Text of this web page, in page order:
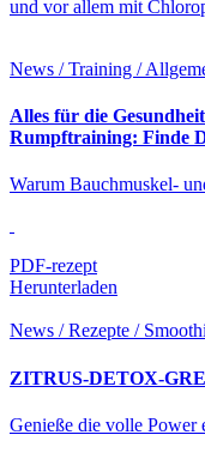
und vor allem mit
News / Training /
Alles für die
Rumpftraining: Finde
Warum Bauchmuskel-
PDF-rezept
Herunterladen
News / Rezepte /
ZITRUS-DETOX-
Genieße die volle Power